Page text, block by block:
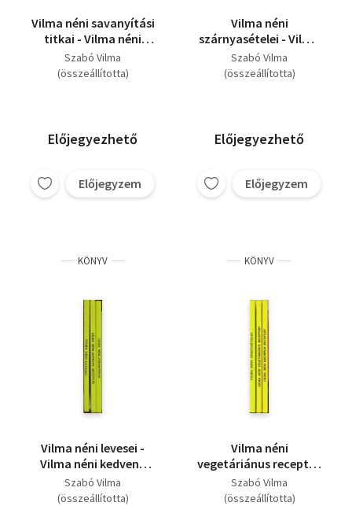
Vilma néni savanyítási
titkai - Vilma néni
salátareceptjei (2
könyv)
Szabó Vilma
(összeállította)
Előjegyezhető
Előjegyzem
Vilma néni
szárnyasételei - Vilma
néni vadételei - Vilma
néni gombás ételei (3
Szabó Vilma
(összeállította)
Előjegyezhető
Előjegyzem
KÖNYV
Vilma néni levesei -
Vilma néni kedvenc
receptjei - Vilma néni
édeskönyve (3 könyv)
Szabó Vilma
(összeállította)
KÖNYV
Vilma néni
vegetáriánus receptjei
- Vilma néni
tésztaételei - Vilma
Szabó Vilma
(összeállította)